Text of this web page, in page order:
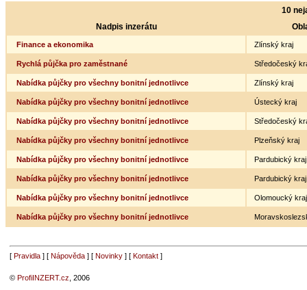
10
Nadpis inzerátu
Finance a ekonomika Zlínský kraj
Rychlá půjčka pro zaměstnané Středočeský
Nabídka půjčky pro všechny bonitní jednotlivce Zlínský kraj
Nabídka půjčky pro všechny bonitní jednotlivce Ústecký kraj
Nabídka půjčky pro všechny bonitní jednotlivce Středočeský
Nabídka půjčky pro všechny bonitní jednotlivce Plzeňský kraj
Nabídka půjčky pro všechny bonitní jednotlivce Pardubický kraj
Nabídka půjčky pro všechny bonitní jednotlivce Pardubický kraj
Nabídka půjčky pro všechny bonitní jednotlivce Olomoucký kraj
Nabídka půjčky pro všechny bonitní jednotlivce
[ Pravidla] [ Nápověda] [ Novinky] [ Kontakt]
© ProfiINZERT.cz, 2006